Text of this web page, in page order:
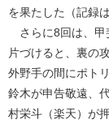
を果たした（記録
さらに8回は、甲
片づけると、裏の
外野手の間にポト
鈴木が申告敬遠、
村栄斗（楽天）が